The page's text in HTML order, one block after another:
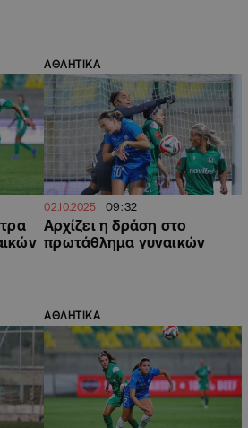
ΑΘΛΗΤΙΚΑ
02.10.2025 09:32
Αρχίζει η δράση στο
πρωτάθλημα γυναικών
ΑΘΛΗΤΙΚΑ